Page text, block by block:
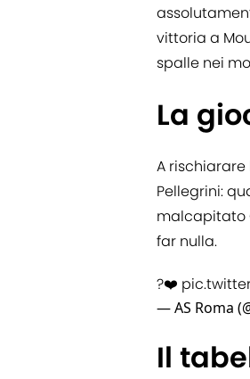
vittoria a
spalle nei
La
A rischiarare
Pellegrini:
malcapitato
far nulla.
?❤️
— AS Roma
Il